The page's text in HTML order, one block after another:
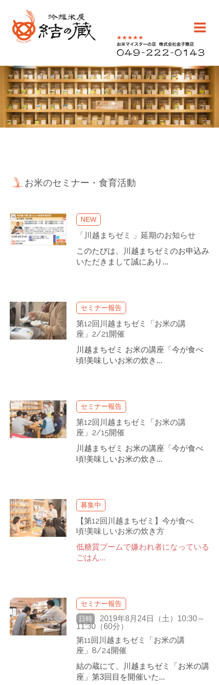
ッ
米屋 結の蔵(ゆい
のくら)
お米のセミナー・食育活動
NEW
「川越まちゼミ 」延期のお知らせ
このたびは、川越まちゼミのお申込み
いただきまして誠にあり...
セミナー報告
第12回川越まちゼミ「お米の講
座」2/21開催
川越まちゼミ お米の講座「今が食べ
頃!美味しいお米の炊き...
セミナー報告
第12回川越まちゼミ「お米の講
座」2/15開催
川越まちゼミ お米の講座「今が食べ
頃!美味しいお米の炊き...
募集中
【第12回川越まちゼミ】今が食べ
頃!美味しいお米の炊き方
低糖質ブームで嫌われ者になっている
ごはん...
セミナー報告
日時
2019年8月24日（土）10:30～
11:30（60分）
第11回川越まちゼミ「お米の講
座」8/24開催
結の蔵にて、川越まちゼミ「お米の講
座」第3回目を開催いた...